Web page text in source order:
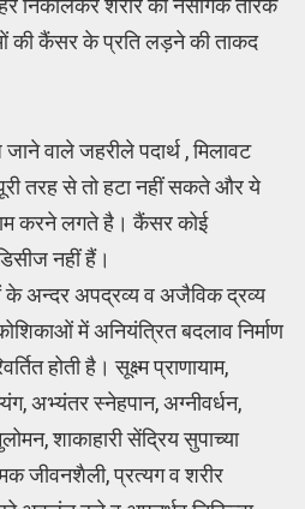
निकालकर शरीर की नैसर्गिक तरिके
की कैंसर के प्रति लड़ने की ताकद
वाले जहरीले पदार्थ , मिलावट
तरह से तो हटा नहीं सकते और ये
करने लगते है। कैंसर कोई
नहीं हैं।
के अन्दर अपद्रव्य व अजैविक द्रव्य
में अनियंत्रित बदलाव निर्माण
होती है। सूक्ष्म प्राणायाम,
अभ्यंतर स्नेहपान, अग्नीवर्धन,
शाकाहारी सेंद्रिय सुपाच्या
जीवनशैली, प्रत्यग व शरीर